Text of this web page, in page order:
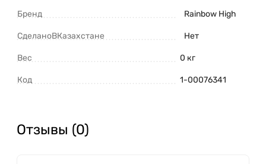
Бренд Rainbow High
СделаноВКазахстане Нет
Вес 0 кг
Код 1-00076341
Отзывы (0)